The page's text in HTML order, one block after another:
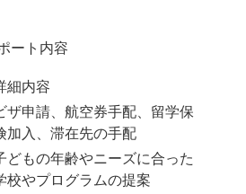
ート内容
細内容
ザ申請、航空券手配、留学保
加入、滞在先の手配
どもの年齢やニーズに合った
校やプログラムの提案